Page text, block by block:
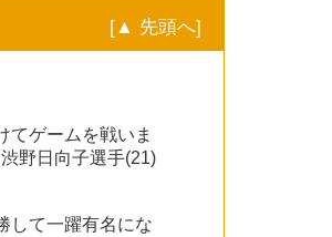
[▲ 先頭へ]
てゲームを戦いま
野日向子選手(21)
して一躍有名にな